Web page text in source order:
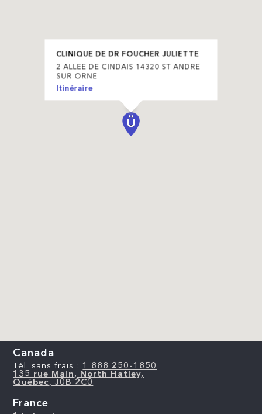
CLINIQUE DE DR FOUCHER JULIETTE
2 ALLEE DE CINDAIS 14320 ST ANDRE
SUR ORNE
Itinéraire
Canada
Tél. sans frais : 1 888 250-1850
135 rue Main, North Hatley,
Québec, J0B 2C0
France